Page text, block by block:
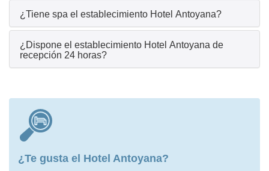
¿Tiene spa el establecimiento Hotel Antoyana?
¿Dispone el establecimiento Hotel Antoyana de
recepción 24 horas?
¿Te gusta el Hotel Antoyana?